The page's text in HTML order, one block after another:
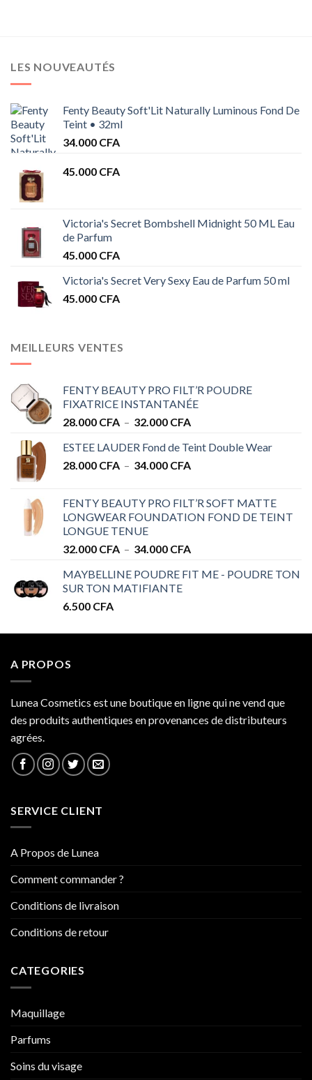
LES NOUVEAUTÉS
Fenty Beauty Soft'Lit Naturally Luminous Fond De
Teint • 32ml
34.000 CFA
45.000 CFA
Victoria's Secret Bombshell Midnight 50 ML Eau
de Parfum
45.000 CFA
Victoria's Secret Very Sexy Eau de Parfum 50 ml
45.000 CFA
MEILLEURS VENTES
FENTY BEAUTY PRO FILT’R POUDRE
FIXATRICE INSTANTANÉE
28.000 CFA – 32.000 CFAPlage
prix :
28.000 CFA
ESTEE LAUDER Fond de Teint Double Wear
28.000 CFA – 34.000 CFAPlage
28.000 CFA
à
FENTY BEAUTY PRO FILT’R SOFT MATTE
LONGWEAR FOUNDATION FOND DE TEINT
LONGUE TENUE
32.000 CFA – 34.000 CFAPlage
prix :
MAYBELLINE POUDRE FIT ME - POUDRE TON
SUR TON MATIFIANTE
6.500 CFA
A PROPOS
Lunea Cosmetics est une boutique en ligne qui ne vend que
des produits authentiques en provenances de distributeurs
agrées.
SERVICE CLIENT
A Propos de Lunea
Comment commander ?
Conditions de livraison
Conditions de retour
CATEGORIES
Maquillage
Parfums
Soins du visage